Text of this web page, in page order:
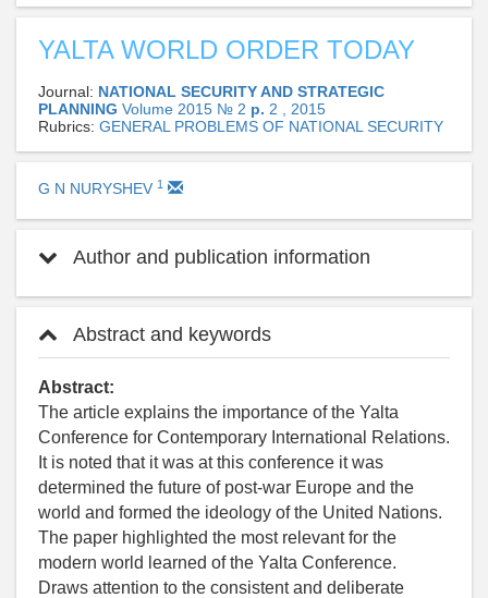
YALTA WORLD ORDER TODAY
Journal: NATIONAL SECURITY AND STRATEGIC
PLANNING Volume 2015 № 2 p. 2 , 2015
Rubrics: GENERAL PROBLEMS OF NATIONAL SECURITY
G N NURYSHEV 1
Author and publication information
Abstract and keywords
Abstract:
The article explains the importance of the Yalta
Conference for Contemporary International Relations.
It is noted that it was at this conference it was
determined the future of post-war Europe and the
world and formed the ideology of the United Nations.
The paper highlighted the most relevant for the
modern world learned of the Yalta Conference.
Draws attention to the consistent and deliberate